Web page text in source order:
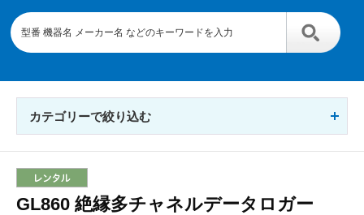
カテゴリーで絞り込む
GL860 絶縁多チャネルデータロガー